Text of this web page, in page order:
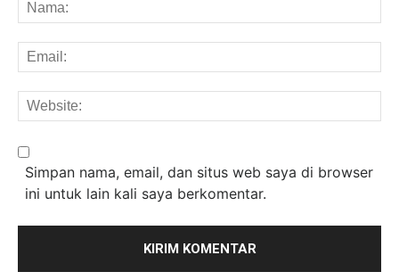
Simpan nama, email, dan situs web saya di browser
ini untuk lain kali saya berkomentar.